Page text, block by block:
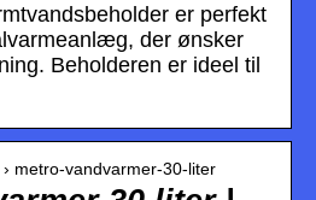
er perfekt
der ønsker
Beholderen er ideel til
metro-vandvarmer-30-liter